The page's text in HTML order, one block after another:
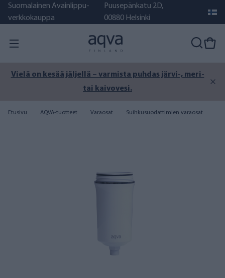
Suomalainen Avainlippu-
verkkokauppa
Puusepänkatu 2D,
00880 Helsinki
Vielä on kesää jäljellä – varmista puhdas järvi-, meri-
tai kaivovesi.
Etusivu AQVA-tuotteet Varaosat Suihkusuodattimien varaosat